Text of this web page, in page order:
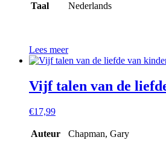
Taal Nederlands
Lees meer
Vijf talen van de
€17,99
Auteur Chapman, Gary